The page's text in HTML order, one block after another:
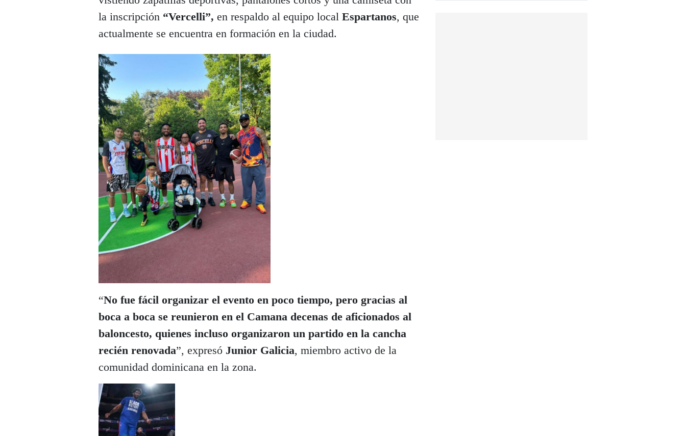
la inscripción “Vercelli”, en respaldo al equipo local Espartanos, que
actualmente se encuentra en formación en la ciudad.
“No fue fácil organizar el evento en poco tiempo, pero gracias al
boca a boca se reunieron en el Camana decenas de aficionados al
baloncesto, quienes incluso organizaron un partido en la cancha
recién renovada”, expresó Junior Galicia, miembro activo de la
comunidad dominicana en la zona.